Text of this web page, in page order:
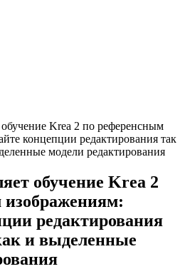
Krea 2 по референсным
концепции редактирования так
модели редактирования
обучение Krea 2
редактирования
и выделенные